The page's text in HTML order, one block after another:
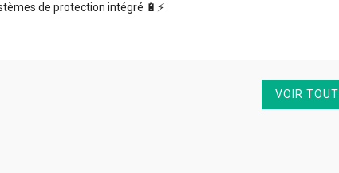
de protection intégré 🔋⚡️
VOIR TOUT